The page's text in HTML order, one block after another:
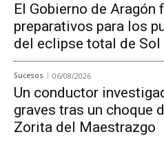
El Gobierno de Aragón
preparativos para los
del eclipse total de Sol
Sucesos 06/08/2026
Un conductor
graves tras un choque
Zorita del Maestrazgo